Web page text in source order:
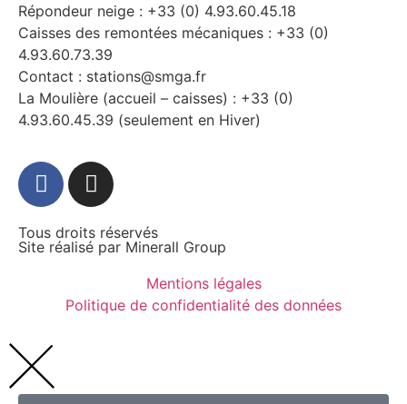
Répondeur neige : +33 (0) 4.93.60.45.18
Caisses des remontées mécaniques : +33 (0)
4.93.60.73.39
Contact : stations@smga.fr
La Moulière (accueil – caisses) : +33 (0)
4.93.60.45.39 (seulement en Hiver)
Tous droits réservés
Site réalisé par Minerall Group
Mentions légales
Politique de confidentialité des données